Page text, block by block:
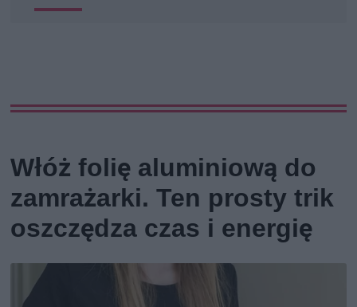
Włóż folię aluminiową do
zamrażarki. Ten prosty trik
oszczędza czas i energię